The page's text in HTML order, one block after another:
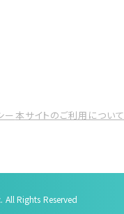
ー 本サイトのご利用について
Rights Reserved